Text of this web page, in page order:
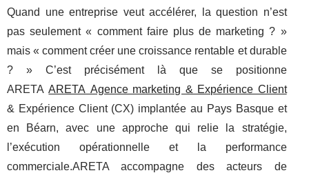
Quand une entreprise veut accélérer, la question n’est
pas seulement « comment faire plus de marketing ? »
mais « comment créer une croissance rentable et durable
? » C’est précisément là que se positionne
ARETAARETA Agence marketing & Expérience Client
& Expérience Client (CX) implantée au Pays Basque et
en Béarn, avec une approche qui relie la stratégie,
l’exécution opérationnelle et la performance
commerciale.ARETA accompagne des acteurs de